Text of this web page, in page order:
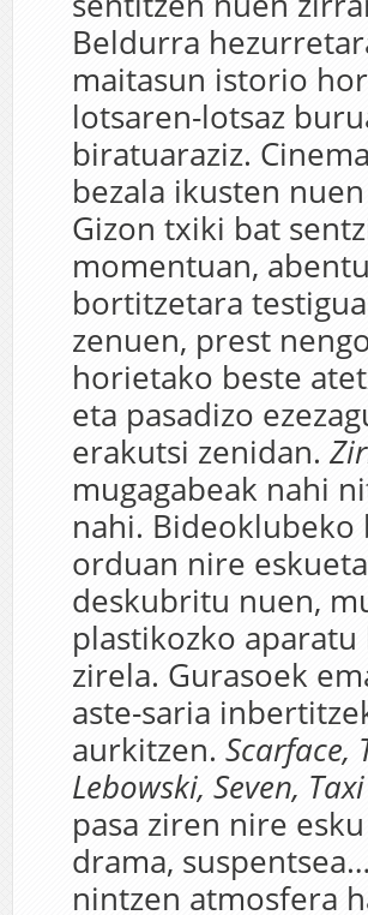
Beldurra
maitasun istorio
lotsaren-lotsaz
biratuaraziz.
bezala ikusten
Gizon txiki bat
momentuan,
bortitzetara
zenuen, prest
horietako beste
eta pasadizo
erakutsi zenidan.
mugagabeak nahi
nahi.
orduan nire
deskubritu nuen,
plastikozko
zirela. Gurasoek
aste-saria
aurkitzen. Scarface,
Lebowski, Seven,
pasa ziren nire
drama,
nintzen atmosfera